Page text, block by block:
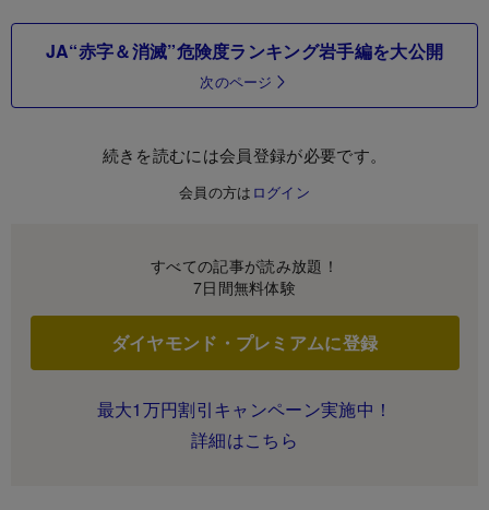
JA“赤字＆消滅”危険度ランキング岩手編を大公開
次のページ
続きを読むには会員登録が必要です。
会員の方は ログイン
すべての記事が読み放題！
7日間無料体験
ダイヤモンド・プレミアムに登録
最大1万円割引キャンペーン実施中！
詳細はこちら